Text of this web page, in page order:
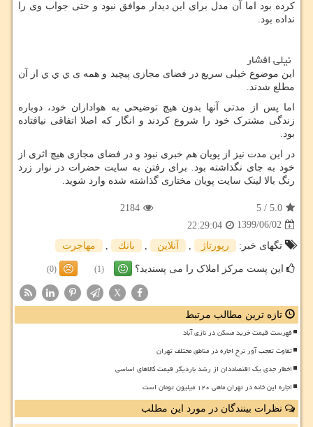
کرده بود
اما آن مدل برای این دیدار موافق نبود و حتی جواب وی را
نداده بود.
نیلی افشار
این موضوع خیلی سریع در فضای مجازی پیچید و همه ی ي ي ي از آن
مطلع شدند.
اما پس از مدتی آنها بدون هیچ توضیحی به هواداران خود، دوباره
زندگی مشترک خود را شروع کردند و انگار که اصلا اتفاقی نیافتاده
بود.
در این مدت نیز از پویان هم خبری نبود و در فضای مجازی هیچ اثری از
خود به جای نگذاشته بود. برای رفتن به سایت حضرات در نوار زرد
رنگ بالا لینک سایت پویان مختاری گذاشته شده وارد شوید.
5.0
/
5
2184
1399/06/02
22:29:04
تگهای خبر:
رپورتاژ , آنلاین , بانك , مهاجرت
این پست مرکز املاک را می پسندید؟ (1)
(0)
X
تازه ترین مطالب مرتبط
فهرست قیمت خرید مسکن در نازی آباد
تفاوت تعجب آور نرخ اجاره در مناطق مختلف تهران
اخطار جدی یک اقتصاددان از رشد باردیگر قیمت کالاهای اساسی
اجاره این خانه در تهران ماهی ۱۲۰ میلیون تومان است
نظرات بینندگان در مورد این مطلب